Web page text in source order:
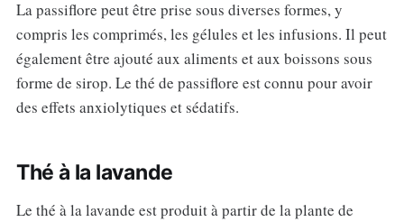
La passiflore peut être prise sous diverses formes, y
compris les comprimés, les gélules et les infusions. Il peut
également être ajouté aux aliments et aux boissons sous
forme de sirop. Le thé de passiflore est connu pour avoir
des effets anxiolytiques et sédatifs.
Thé à la lavande
Le thé à la lavande est produit à partir de la plante de